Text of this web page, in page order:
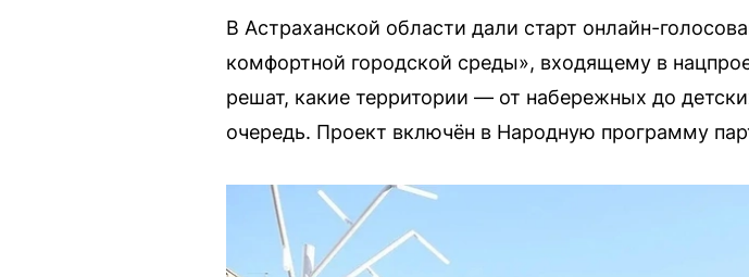
В Астраханской области дали старт онлайн-
комфортной городской среды», входящему в
решат, какие территории — от набережных до
очередь. Проект включён в Народную программу